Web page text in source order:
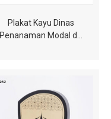
Plakat Kayu Dinas
Penanaman Modal d…